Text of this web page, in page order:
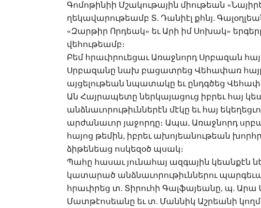
­Գո­մո­թի­նիի Մ­շա­կու­թա­յին միու­թեան
ղե­կա­վա­րու­թեամբ Տ. ­Դա­նիէլ քհնյ.
«­Զար­թիր Որ­դեակ» եւ Ա­րի իմ ­Սո­խակ»
վե­հու­թեամբ։
­Բեմ հրա­ւի­րո­ւե­ցաւ Ա­ռաջ­նորդ Սր­բա­զան
Սր­բա­զա­նը նախ բա­ցատ­րեց ­Վե­հա­փառ
այ­ցե­լու­թեան նպա­տա­կը եւ ընդգ­ծեց
Ան ­Հայ­րա­պե­տը ներ­կա­յա­ցուց իբ­րեւ հայ
անձ­նա­ւո­րու­թիւն­նե­րէն մէ­կը եւ հայ
ար­ժա­նա­ւոր յա­ջոր­դը։ Ա­պա, Ա­ռաջ­նորդ
հա­յոց թե­մին, իբ­րեւ ա­խո­յեա­նու­թեան
ձի­թե­նեաց ոս­կե­զօծ պսակ։
­Պա­հը հա­սաւ յու­նա­հայ ազ­գա­յին կեան­քէն
կա­տա­րած անձ­նա­ւո­րու­թիւն­նե­րու
հրա­ւի­րեց տ. ­Տի­րու­հի ­Գալ­ֆա­յեա­նը, պ.
­Մատ­թէո­սեա­նը եւ տ. ­Ման­նիկ Աշ­րեա­նի